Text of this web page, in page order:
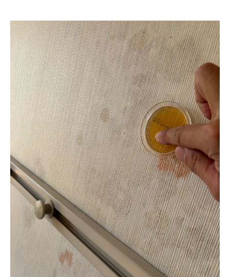
何度も再発する場合に疑うべき「壁内結露」や
「内部汚染」🔍
専門業者に任せるメリット✨
カビバスターズ福岡での赤カビ除去対応の流れ
🧰
よくある質問とお問い合わせ窓口📩